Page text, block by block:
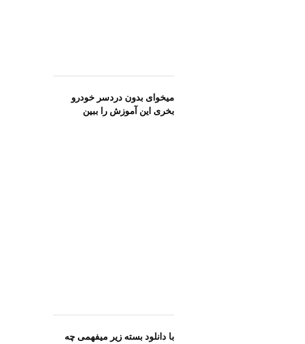
میخوای بدون دردسر خودرو
بخری این آموزش را ببین
با دانلود بسته زیر میفهمی چه